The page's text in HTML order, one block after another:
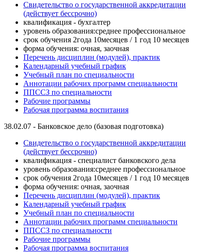
Свидетельство о государственной аккредитации
(действует бессрочно)
квалификация - бухгалтер
уровень образования:среднее профессиональное
срок обучения 2года 10месяцев / 1 год 10 месяцев
форма обучения: очная, заочная
Перечень дисциплин (модулей), практик
Календарный учебный график
Учебный план по специальности
Аннотации рабочих программ специальности
ППСCЗ по специальности
Рабочие программы
Рабочая программа воспитания
38.02.07 - Банковское дело (базовая подготовка)
Свидетельство о государственной аккредитации
(действует бессрочно)
квалификация - специалист банковского дела
уровень образования:среднее профессиональное
срок обучения 2года 10месяцев / 1 год 10 месяцев
форма обучения: очная, заочная
Перечень дисциплин (модулей), практик
Календарный учебный график
Учебный план по специальности
Аннотации рабочих программ специальности
ППСCЗ по специальности
Рабочие программы
Рабочая программа воспитания